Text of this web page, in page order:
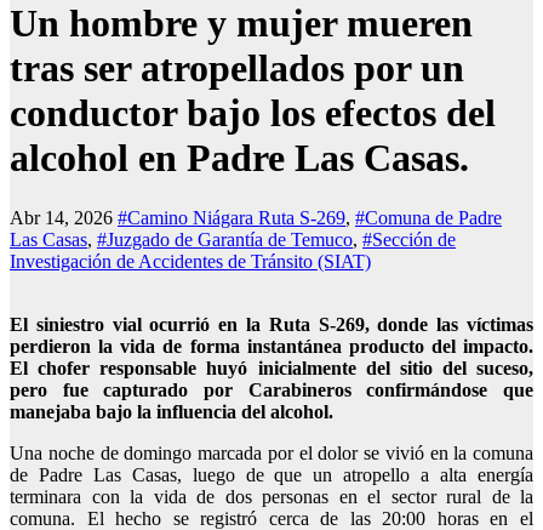
Un hombre y mujer mueren
tras ser atropellados por un
conductor bajo los efectos del
alcohol en Padre Las Casas.
Abr 14, 2026 #Camino Niágara Ruta S-269, #Comuna de Padre
Las Casas, #Juzgado de Garantía de Temuco, #Sección de
Investigación de Accidentes de Tránsito (SIAT)
El siniestro vial ocurrió en la Ruta S-269, donde las víctimas
perdieron la vida de forma instantánea producto del impacto.
El chofer responsable huyó inicialmente del sitio del suceso,
pero fue capturado por Carabineros confirmándose que
manejaba bajo la influencia del alcohol.
Una noche de domingo marcada por el dolor se vivió en la comuna
de Padre Las Casas, luego de que un atropello a alta energía
terminara con la vida de dos personas en el sector rural de la
comuna. El hecho se registró cerca de las 20:00 horas en el